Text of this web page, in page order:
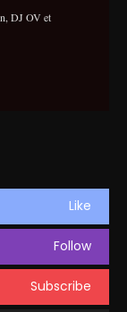
DJ OV et
Like
Follow
Subscribe